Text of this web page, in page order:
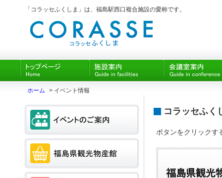
「コラッセふくしま」は、福島駅西口複合施設の愛称です。
ホーム > イベント情報
コラッセふく
ボタンをクリックす